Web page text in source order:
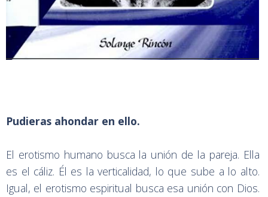
Pudieras ahondar en ello.
El erotismo humano busca la unión de la pareja. Ella
es el cáliz. Él es la verticalidad, lo que sube a lo alto.
Igual, el erotismo espiritual busca esa unión con Dios.